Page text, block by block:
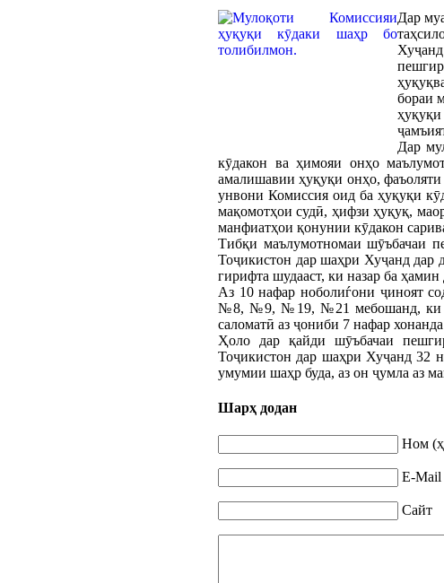
Дар
бораи
Дар
кӯдакон ва ҳимояи онҳо
амалишавии ҳуқуқи онҳо, фаъоляти
унвони Комиссия оид ба ҳуқуқи
мақомотҳои судӣ, ҳифзи ҳуқуқ,
манфиатҳои қонунии кӯдакон
Тибқи маълумотномаи шӯъбачаи
Тоҷикистон дар шаҳри Хуҷанд дар
гирифта шудааст, ки назар ба
Аз 10 нафар ноболиѓони ҷиноят
№8, №9, №19, №21 мебошанд, ки аз
саломатӣ аз ҷониби 7 нафар
Ҳоло дар қайди шӯъбачаи
Тоҷикистон дар шаҳри Хуҷанд 32
умумии шаҳр буда, аз он ҷумла аз
Шарҳ додан
Ном
E-Mail
Сайт